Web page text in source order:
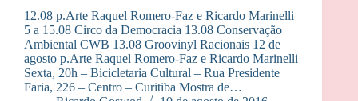
12.08 p.Arte Raquel Romero-Faz e Ricardo Marinelli
5 a 15.08 Circo da Democracia 13.08 Conservação
Ambiental CWB 13.08 Groovinyl Racionais 12 de
agosto p.Arte Raquel Romero-Faz e Ricardo Marinelli
Sexta, 20h – Bicicletaria Cultural – Rua Presidente
Faria, 226 – Centro – Curitiba Mostra de…